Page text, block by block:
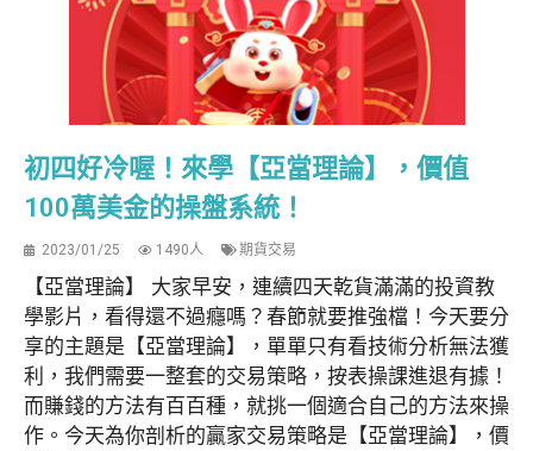
初四好冷喔！來學【亞當理論】，價值
100萬美金的操盤系統！
2023/01/25 1490人 期貨交易
【亞當理論】 大家早安，連續四天乾貨滿滿的投資教
學影片，看得還不過癮嗎？春節就要推強檔！今天要分
享的主題是【亞當理論】，單單只有看技術分析無法獲
利，我們需要一整套的交易策略，按表操課進退有據！
而賺錢的方法有百百種，就挑一個適合自己的方法來操
作。今天為你剖析的贏家交易策略是【亞當理論】，價